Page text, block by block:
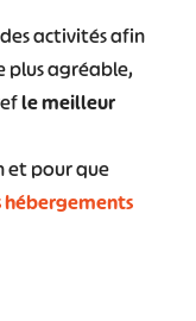
activités afin
plus agréable,
le meilleur
et pour que
hébergements